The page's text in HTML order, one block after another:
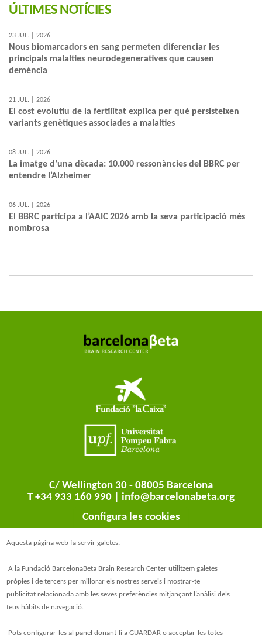
ÚLTIMES NOTÍCIES
23 JUL. | 2026
Nous biomarcadors en sang permeten diferenciar les
principals malalties neurodegeneratives que causen
demència
21 JUL. | 2026
El cost evolutiu de la fertilitat explica per què persisteixen
variants genètiques associades a malalties
08 JUL. | 2026
La imatge d’una dècada: 10.000 ressonàncies del BBRC per
entendre l’Alzheimer
06 JUL. | 2026
El BBRC participa a l’AAIC 2026 amb la seva participació més
nombrosa
C/ Wellington 30 - 08005 Barcelona
T +34 933 160 990 | info@barcelonabeta.org
@BarcelonaBeta
Configura les cookies
Aquesta pàgina web fa servir galetes.
A la Fundació BarcelonaBeta Brain Research Center utilitzem galetes
pròpies i de tercers per millorar els nostres serveis i mostrar-te
publicitat relacionada amb les seves preferències mitjançant l’anàlisi dels
teus hàbits de navegació.
Pots configurar-les al panel donant-li a GUARDAR o acceptar-les totes